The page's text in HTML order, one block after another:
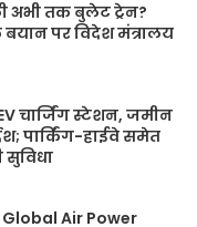
अभी तक बुलेट ट्रेन?
बयान पर विदेश मंत्रालय
चार्जिंग स्टेशन, जमीन
पार्किंग-हाईवे समेत
Air Power